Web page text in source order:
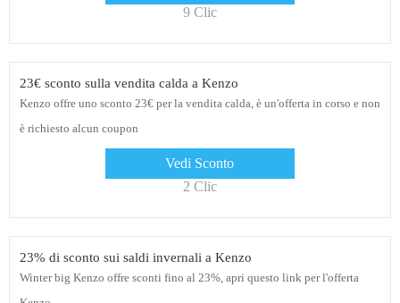
9 Clic
23€ sconto sulla vendita calda a Kenzo
Kenzo offre uno sconto 23€ per la vendita calda, è un'offerta in corso e non
è richiesto alcun coupon
Vedi Sconto
2 Clic
23% di sconto sui saldi invernali a Kenzo
Winter big Kenzo offre sconti fino al 23%, apri questo link per l'offerta